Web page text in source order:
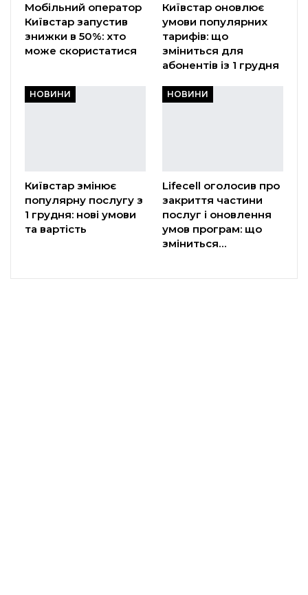
Мобільний оператор
Київстар запустив
знижки в 50%: хто
може скористатися
Київстар оновлює
умови популярних
тарифів: що
зміниться для
абонентів із 1 грудня
НОВИНИ
Київстар змінює
популярну послугу з
1 грудня: нові умови
та вартість
НОВИНИ
Lifecell оголосив про
закриття частини
послуг і оновлення
умов програм: що
зміниться…